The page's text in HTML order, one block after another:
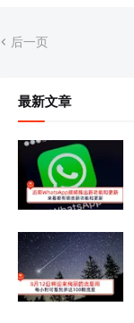
后一页
最新文章